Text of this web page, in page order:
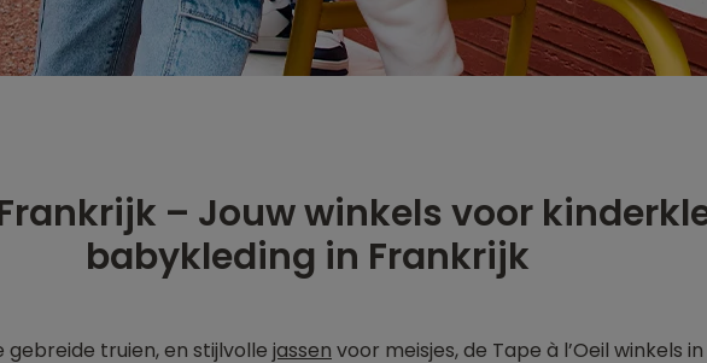
Frankrijk – Jouw winkels voor
babykleding in Frankrijk
gebreide truien, en stijlvolle jassen voor meisjes, de Tape à l’Oeil winkels